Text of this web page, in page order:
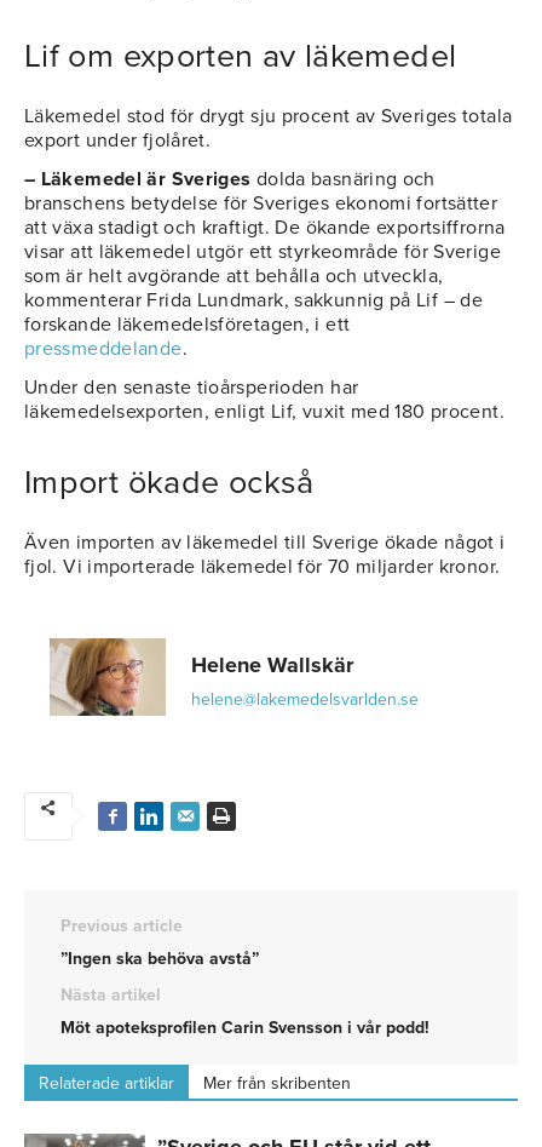
Lif om exporten av läkemedel
Läkemedel stod för drygt sju procent av Sveriges totala
export under fjolåret.
– Läkemedel är Sveriges dolda basnäring och
branschens betydelse för Sveriges ekonomi fortsätter
att växa stadigt och kraftigt. De ökande exportsiffrorna
visar att läkemedel utgör ett styrkeområde för Sverige
som är helt avgörande att behålla och utveckla,
kommenterar Frida Lundmark, sakkunnig på Lif – de
forskande läkemedelsföretagen, i ett
pressmeddelande.
Under den senaste tioårsperioden har
läkemedelsexporten, enligt Lif, vuxit med 180 procent.
Import ökade också
Även importen av läkemedel till Sverige ökade något i
fjol. Vi importerade läkemedel för 70 miljarder kronor.
Helene Wallskär
helene@lakemedelsvarlden.se
Previous article
”Ingen ska behöva avstå”
Nästa artikel
Möt apoteksprofilen Carin Svensson i vår podd!
Relaterade artiklar Mer från skribenten